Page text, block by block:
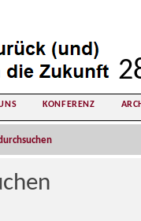
KONFERENZ